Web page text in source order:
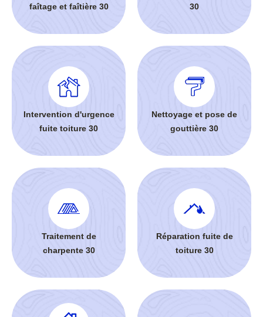
faîtage et faîtière 30
30
Intervention d'urgence
fuite toiture 30
Nettoyage et pose de
gouttière 30
Traitement de
charpente 30
Réparation fuite de
toiture 30